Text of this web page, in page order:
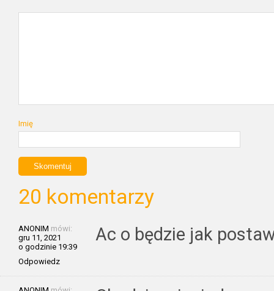
Imię
20 komentarzy
ANONIM mówi:
gru 11, 2021
o godzinie 19:39
Odpowiedz
Ac o będzie jak